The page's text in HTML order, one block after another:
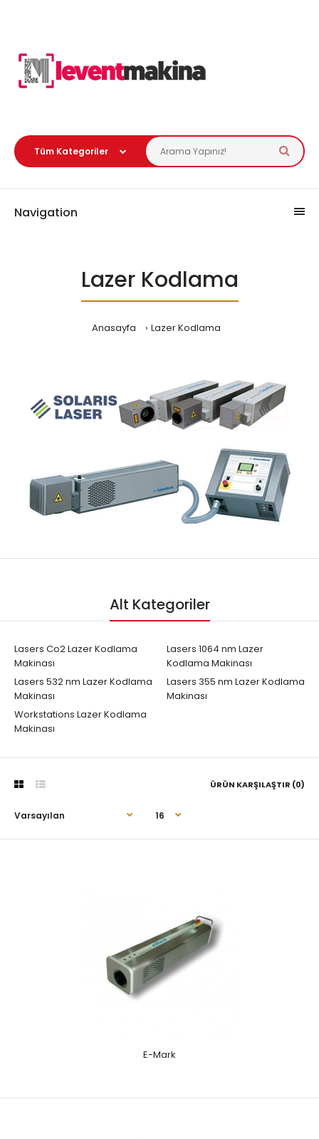
Navigation
Lazer Kodlama
Anasayfa Lazer Kodlama
Alt Kategoriler
Lasers Co2 Lazer Kodlama
Makinası
Lasers 1064 nm Lazer
Kodlama Makinası
Lasers 532 nm Lazer Kodlama
Makinası
Lasers 355 nm Lazer Kodlama
Makinası
Workstations Lazer Kodlama
Makinası
ÜRÜN KARŞILAŞTIR (0)
E-Mark